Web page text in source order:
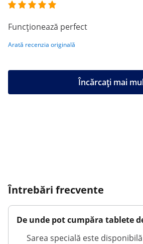
Funcționează perfect
Arată recenzia originală
Încărcați mai
Întrebări frecvente
De unde pot cumpăra tablete
Sarea specială este